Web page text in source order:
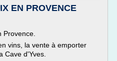
EN PROVENCE
Provence.
vins, la vente à emporter
Cave d'Yves.